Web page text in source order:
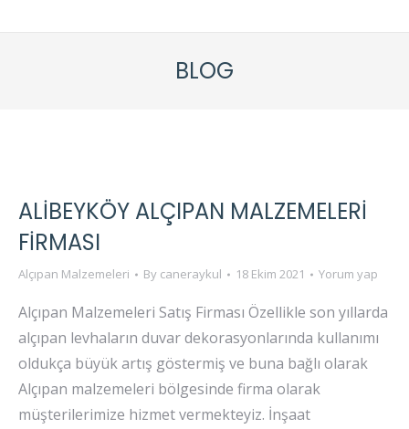
BLOG
ALIBEYKÖY ALÇIPAN MALZEMELERI
FIRMASI
Alçıpan Malzemeleri By caneraykul 18 Ekim 2021 Yorum yap
Alçıpan Malzemeleri Satış Firması Özellikle son yıllarda
alçıpan levhaların duvar dekorasyonlarında kullanımı
oldukça büyük artış göstermiş ve buna bağlı olarak
Alçıpan malzemeleri bölgesinde firma olarak
müşterilerimize hizmet vermekteyiz. İnşaat